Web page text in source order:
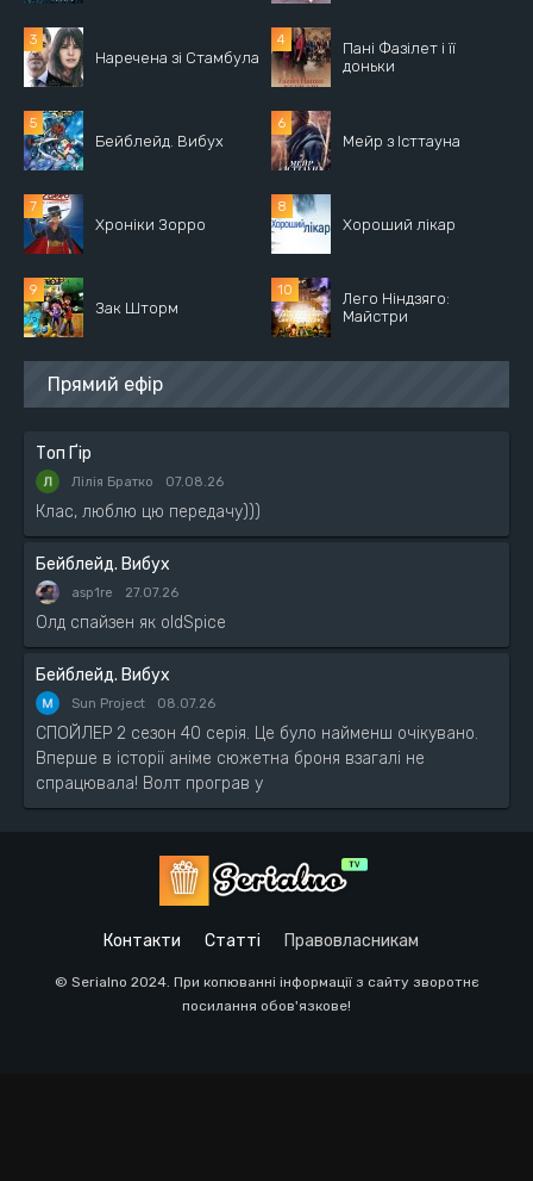
Наречена зі Стамбула
Пані Фазілет і її
доньки
Бейблейд. Вибух Мейр з Істтауна
Хроніки Зорро Хороший лікар
Зак Шторм
Лего Ніндзяго:
Майстри
Прямий ефір
Топ Ґір
Лілія Братко 07.08.26
Клас, люблю цю передачу)))
Бейблейд. Вибух
asp1re 27.07.26
Олд спайзен як oldSpice
Бейблейд. Вибух
Sun Project 08.07.26
СПОЙЛЕР 2 сезон 40 серія. Це було найменш очікувано.
Вперше в історії аніме сюжетна броня взагалі не
спрацювала! Волт програв у
Контакти Статті Правовласникам
© Serialno 2024. При копюванні інформації з сайту зворотнє
посилання обов'язкове!